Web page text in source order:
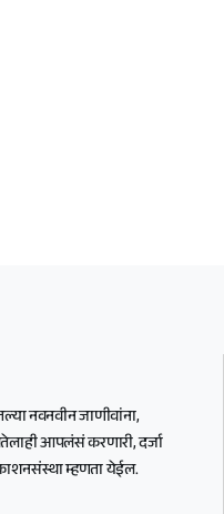
नवनवीन जाणीवांना,
आपलंसं करणारी, दर्जा
म्हणता येईल.